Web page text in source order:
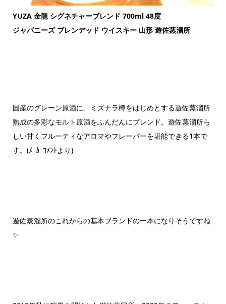
YUZA 金龍 シグネチャーブレンド 700ml 48度
ジャパニーズ ブレンデッド ウイスキー 山形 遊佐蒸溜所
国産のグレーン原酒に、ミズナラ樽をはじめとする遊佐蒸溜所
熟成の多彩なモルト原酒をふんだんにブレンド。遊佐蒸溜所ら
しい甘くフルーティなアロマやフレーバーを堪能できる1本で
す。(ﾒｰｶｰｺﾒﾝﾄより)
遊佐蒸溜所のこれからの基本ブランドの一本になりそうですね
✨